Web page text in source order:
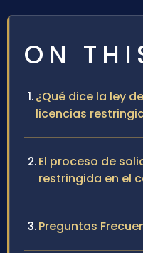
ON
¿Qué dice la ley
licencias
El proceso de
restringida en el
Preguntas